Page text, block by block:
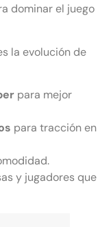
dominar el juego
la evolución de
para mejor
para tracción en
y jugadores que